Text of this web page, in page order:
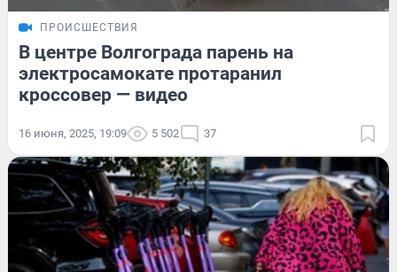
ПРОИСШЕСТВИЯ
В центре Волгограда парень на
электросамокате протаранил
кроссовер — видео
16 июня, 2025, 19:09 5 502 37